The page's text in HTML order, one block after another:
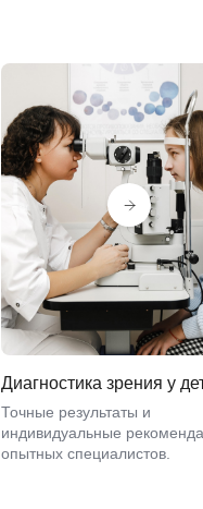
Диагностика зрения у
Точные результаты и
индивидуальные
опытных специалистов.